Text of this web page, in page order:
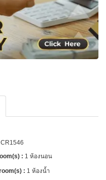
CR1546
1 ห้องนอน
1 ห้องน้ำ